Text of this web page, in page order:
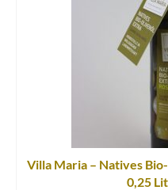
Villa Maria – Natives
0,25